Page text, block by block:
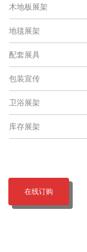
木地板展架
地毯展架
配套展具
包装宣传
卫浴展架
库存展架
在线订购